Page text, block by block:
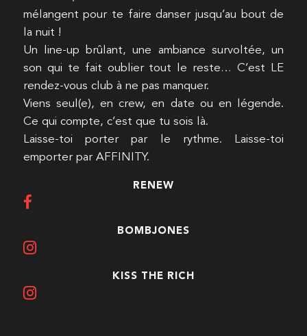
mélangent pour te faire danser jusqu’au bout de
la nuit !
Un line-up brûlant, une ambiance survoltée, un
son qui te fait oublier tout le reste… C’est LE
rendez-vous club à ne pas manquer.
Viens seul(e), en crew, en date ou en légende.
Ce qui compte, c’est que tu sois là.
Laisse-toi porter par le rythme. Laisse-toi
emporter par AFFINITY.
RENEW
BOMBJONES
KISS THE RICH